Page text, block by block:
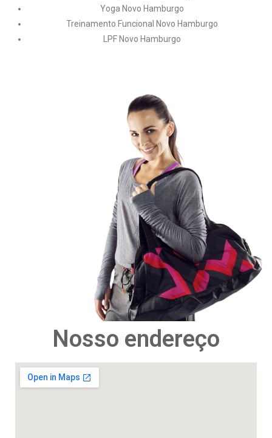
Yoga Novo Hamburgo
Treinamento Funcional Novo Hamburgo
LPF Novo Hamburgo
Nosso endereço